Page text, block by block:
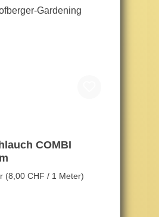
COMBI
(8,00 CHF / 1 Meter)